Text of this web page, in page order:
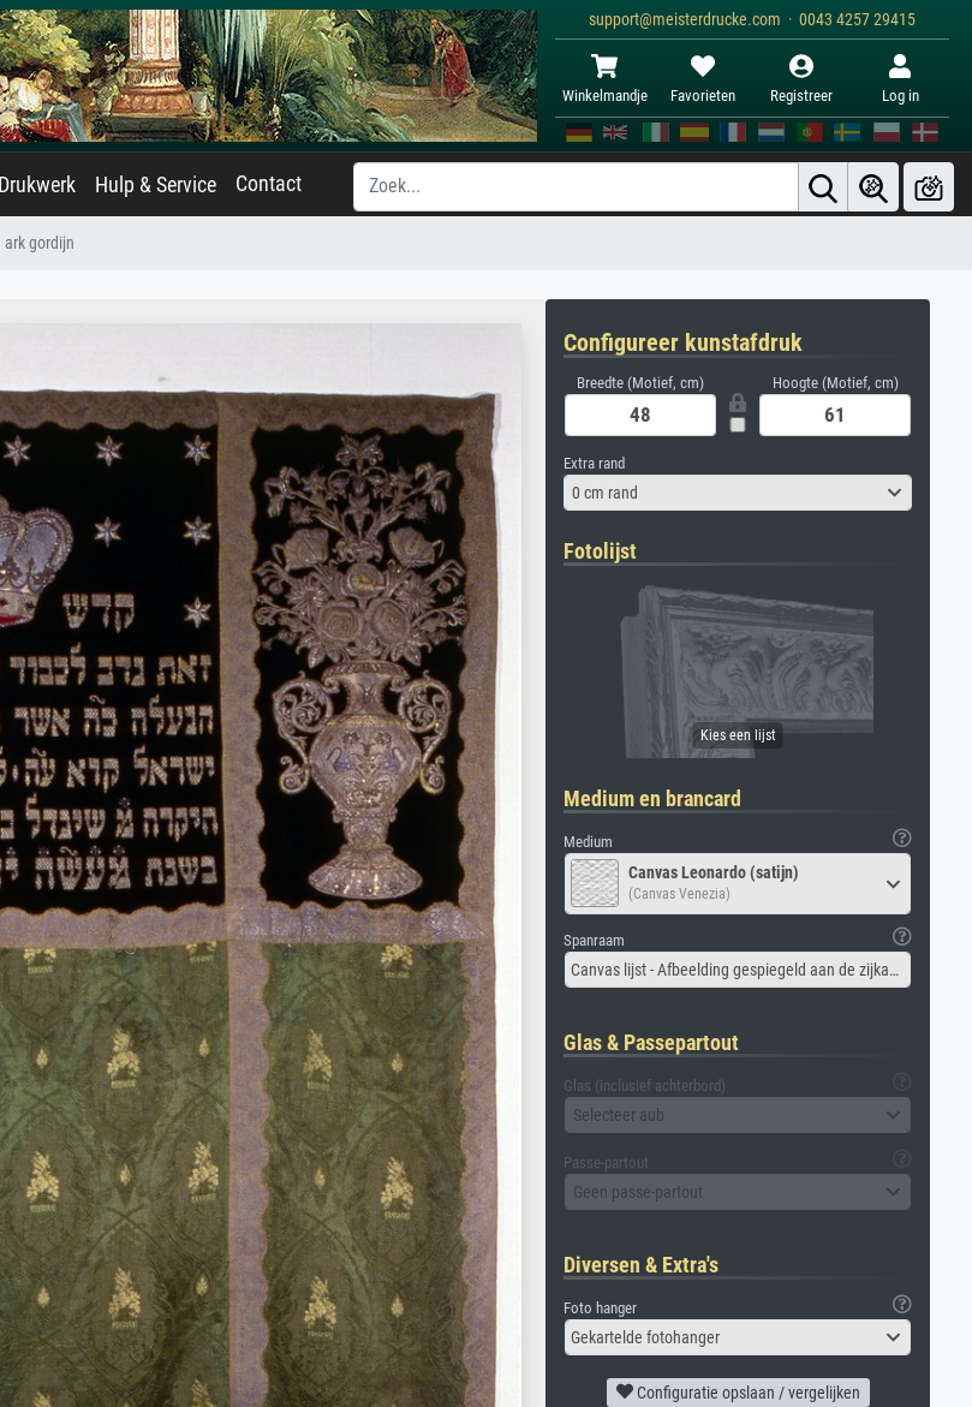
support@meisterdrucke.com · 0043 4257 29415
Winkelmandje Favorieten Registreer Log in
Drukwerk Hulp & Service Contact
ark gordijn
Configureer kunstafdruk
Breedte (Motief, cm) Hoogte (Motief, cm)
Extra rand
0 cm rand
Fotolijst
Medium en brancard
Medium
Canvas Leonardo (satijn)
(Canvas Venezia)
Spanraam
Canvas lijst - Afbeelding gespiegeld aan de zijkant
Glas & Passepartout
Glas (inclusief achterbord)
Selecteer aub
Passe-partout
Geen passe-partout
Diversen & Extra's
Foto hanger
Gekartelde fotohanger
Configuratie opslaan / vergelijken